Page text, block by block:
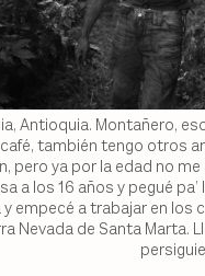
Antioquia. Montañero,
también tengo otros
pero ya por la edad no
a los 16 años y pegué
y empecé a trabajar en los
Nevada de Santa Marta.